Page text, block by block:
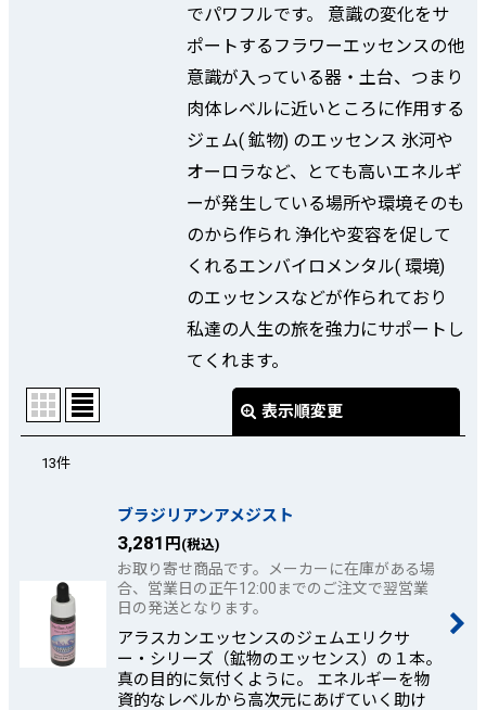
でパワフルです。 意識の変化をサ
ポートするフラワーエッセンスの他
意識が入っている器・土台、つまり
肉体レベルに近いところに作用する
ジェム( 鉱物) のエッセンス 氷河や
オーロラなど、とても高いエネルギ
ーが発生している場所や環境そのも
のから作られ 浄化や変容を促して
くれるエンバイロメンタル( 環境)
のエッセンスなどが作られており
私達の人生の旅を強力にサポートし
てくれます。
表示順変更
表示数
絞り込む
13件
ブラジリアンアメジスト
3,281 円 (税込)
お取り寄せ商品です。メーカーに在庫がある場
合、営業日の正午12:00までのご注文で翌営業
日の発送となります。
アラスカンエッセンスのジェムエリクサ
ー・シリーズ（鉱物のエッセンス）の１本。
真の目的に気付くように。 エネルギーを物
資的なレベルから高次元にあげていく助け